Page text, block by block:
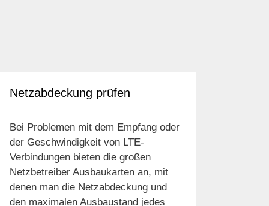
Netzabdeckung prüfen
Bei Problemen mit dem Empfang oder
der Geschwindigkeit von LTE-
Verbindungen bieten die großen
Netzbetreiber Ausbaukarten an, mit
denen man die Netzabdeckung und
den maximalen Ausbaustand jedes